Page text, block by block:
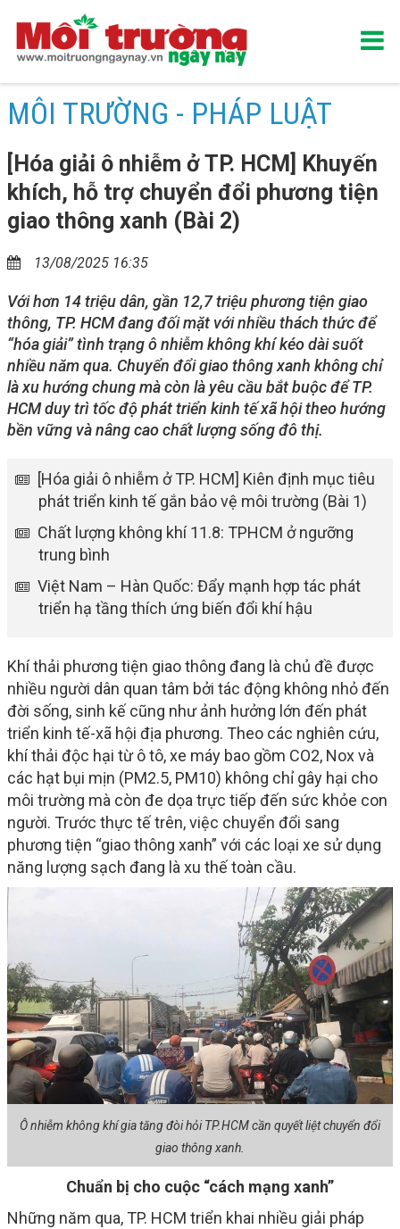
MÔI TRƯỜNG - PHÁP LUẬT
[Hóa giải ô nhiễm ở TP. HCM] Khuyến
khích, hỗ trợ chuyển đổi phương tiện
giao thông xanh (Bài 2)
13/08/2025 16:35
Với hơn 14 triệu dân, gần 12,7 triệu phương tiện giao
thông, TP. HCM đang đối mặt với nhiều thách thức để
“hóa giải” tình trạng ô nhiễm không khí kéo dài suốt
nhiều năm qua. Chuyển đổi giao thông xanh không chỉ
là xu hướng chung mà còn là yêu cầu bắt buộc để TP.
HCM duy trì tốc độ phát triển kinh tế xã hội theo hướng
bền vững và nâng cao chất lượng sống đô thị.
[Hóa giải ô nhiễm ở TP. HCM] Kiên định mục tiêu
phát triển kinh tế gắn bảo vệ môi trường (Bài 1)
Chất lượng không khí 11.8: TPHCM ở ngưỡng
trung bình
Việt Nam – Hàn Quốc: Đẩy mạnh hợp tác phát
triển hạ tầng thích ứng biến đổi khí hậu
Khí thải phương tiện giao thông đang là chủ đề được
nhiều người dân quan tâm bởi tác động không nhỏ đến
đời sống, sinh kế cũng như ảnh hưởng lớn đến phát
triển kinh tế-xã hội địa phương. Theo các nghiên cứu,
khí thải độc hại từ ô tô, xe máy bao gồm CO2, Nox và
các hạt bụi mịn (PM2.5, PM10) không chỉ gây hại cho
môi trường mà còn đe dọa trực tiếp đến sức khỏe con
người. Trước thực tế trên, việc chuyển đổi sang
phương tiện “giao thông xanh” với các loại xe sử dụng
năng lượng sạch đang là xu thế toàn cầu.
Ô nhiễm không khí gia tăng đòi hỏi TP.HCM cần quyết liệt chuyển đổi
giao thông xanh.
Chuẩn bị cho cuộc “cách mạng xanh”
Những năm qua, TP. HCM triển khai nhiều giải pháp